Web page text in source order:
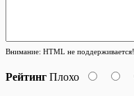
Внимание: HTML не
Рейтинг Плохо